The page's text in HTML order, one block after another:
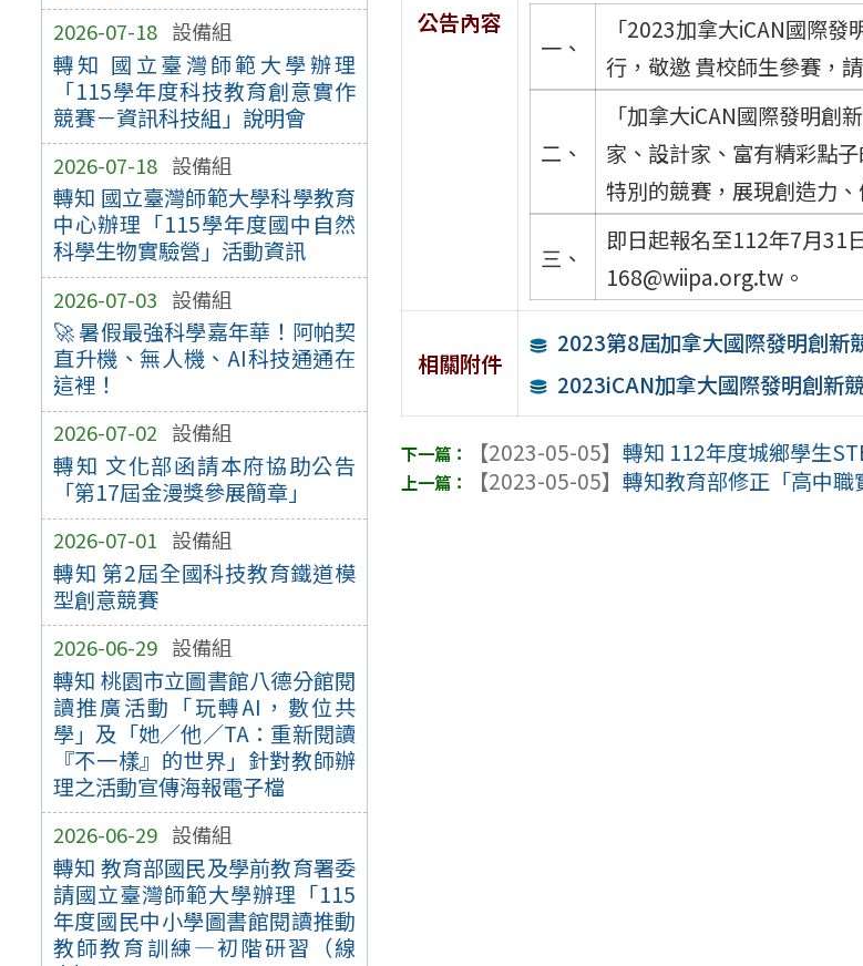
2026-07-18 設備組
轉知 國立臺灣師範大學辦理
「115學年度科技教育創意實作
競賽－資訊科技組」說明會
2026-07-18 設備組
轉知 國立臺灣師範大學科學教育
中心辦理「115學年度國中自然
科學生物實驗營」活動資訊
2026-07-03 設備組
🚀 暑假最強科學嘉年華！阿帕契
直升機、無人機、AI科技通通在
這裡！
2026-07-02 設備組
轉知 文化部函請本府協助公告
「第17屆金漫獎參展簡章」
2026-07-01 設備組
轉知 第2屆全國科技教育鐵道模
型創意競賽
2026-06-29 設備組
轉知 桃園市立圖書館八德分館閱
讀推廣活動「玩轉AI，數位共
學」及「她／他／TA：重新閱讀
『不一樣』的世界」針對教師辦
理之活動宣傳海報電子檔
2026-06-29 設備組
轉知 教育部國民及學前教育署委
請國立臺灣師範大學辦理「115
年度國民中小學圖書館閱讀推動
教師教育訓練—初階研習（線
公告內容
一、
「2023加拿大iCAN國際
行，敬邀 貴校師生參賽，
二、
「加拿大iCAN國際發明
家、設計家、富有精彩點
特別的競賽，展現創造力
三、
即日起報名至112年7月31
168@wiipa.org.tw。
相關附件
2023第8屆加拿大國際發明創新
2023iCAN加拿大國際發明創新
【2023-05-05】轉知 112年度城鄉學生
【2023-05-05】轉知教育部修正「高中